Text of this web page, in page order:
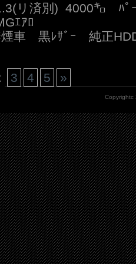
リ済別) 4000㌔
ｴｱﾛ
車 黒ﾚｻﾞｰ 純正
3 4 5 »
Copyrightc